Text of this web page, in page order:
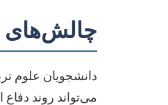
چالش‌های
دانشجویان علوم
می‌تواند روند